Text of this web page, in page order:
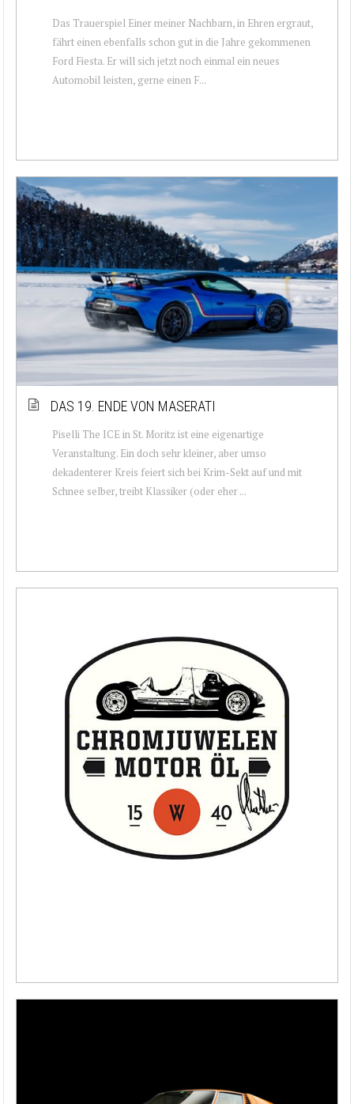
Das Trauerspiel Einer meiner Nachbarn, in Ehren ergraut,
fährt einen ebenfalls schon gut in die Jahre gekommenen
Ford Fiesta. Er will sich jetzt noch einmal ein neues
Automobil leisten, gerne einen F...
DAS 19. ENDE VON MASERATI
Piselli The ICE in St. Moritz ist eine eigenartige
Veranstaltung. Ein doch sehr kleiner, aber umso
dekadenterer Kreis feiert sich bei Krim-Sekt auf und mit
Schnee selber, treibt Klassiker (oder eher ...